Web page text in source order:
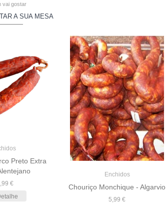
vai gostar
A SUA MESA
Preto Extra
€
Enchidos
Chouriço Monchique - Algarvio
5,99 €